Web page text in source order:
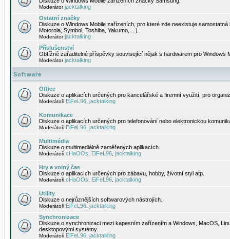
Moderátorjacktalking
Ostatní značky
Diskuze o Windows Mobile zařízeních, pro které zde neexistuje
Motorola, Symbol, Toshiba, Yakumo, ...).
Moderátorjacktalking
Příslušenství
Obtížně zařaditelné příspěvky související nějak s hardwarem pro Windows
Moderátorjacktalking
Software
Office
Diskuze o aplikacích určených pro kancelářské a firemní využití, pro
Moderátoři EiFeL96 jacktalking
Komunikace
Diskuze o aplikacích určených pro telefonování nebo elektronickou
Moderátoři EiFeL96 jacktalking
Multimédia
Diskuze o multimediálně zaměřených aplikacích.
Moderátoři cHaOOs EiFeL96 jacktalking
Hry a volný čas
Diskuze o aplikacích určených pro zábavu, hobby, životní styl atp.
Moderátoři cHaOOs EiFeL96 jacktalking
Utility
Diskuze o nejrůznějších softwarových nástrojích.
Moderátoři EiFeL96 jacktalking
Synchronizace
Diskuze o synchronizaci mezi kapesním zařízením a Windows, MacOS,
desktopovými systémy.
Moderátoři EiFeL96 jacktalking